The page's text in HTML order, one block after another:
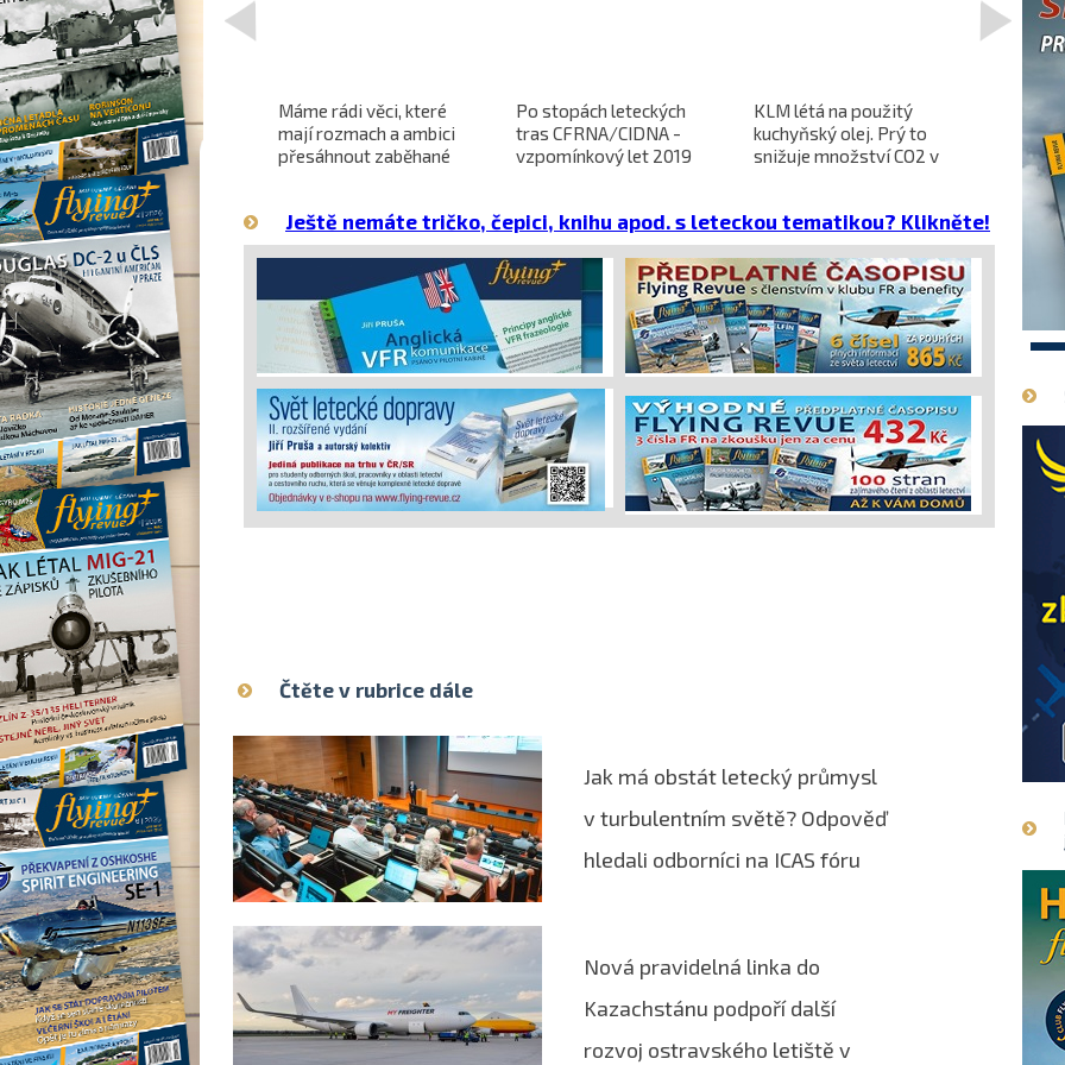
Projekt nadzvukového
letounu X-59 QueSST
směřuje k prvnímu letu
Máme rádi věci, které
mají rozmach a ambici
přesáhnout zaběhané
Po stopách leteckých
tras CFRNA/CIDNA -
vzpomínkový let 2019
KLM létá na použitý
kuchyňský olej. Prý to
snižuje množství CO2 v
L-610
projekt
>
Ještě nemáte tričko, čepici, knihu apod. s leteckou tematikou? Klikněte!
Čtěte v rubrice dále
Jak má obstát letecký průmysl
v turbulentním světě? Odpověď
hledali odborníci na ICAS fóru
Nová pravidelná linka do
Kazachstánu podpoří další
rozvoj ostravského letiště v
1